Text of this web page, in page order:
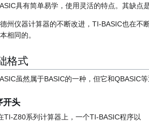
具有简单易学，使用灵活的特点。其缺点
州仪器计算器的不断改进，TI-BASIC也在不
相同的。
格式
虽然属于BASIC的一种，但它和QBASIC等
开头
TI-Z80系列计算器上，一个TI-BASIC程序以